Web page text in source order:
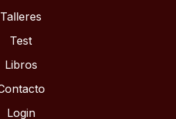
Talleres
Test
Libros
Login